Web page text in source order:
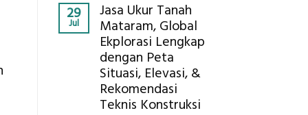
Cara
Mendapatkan
Posisi
Geodetic
Surveyor
di
Industri
29
Jul
Jasa Ukur Tanah
Mataram, Global
Ekplorasi Lengkap
dengan Peta
Situasi, Elevasi, &
Rekomendasi
Teknis Konstruksi